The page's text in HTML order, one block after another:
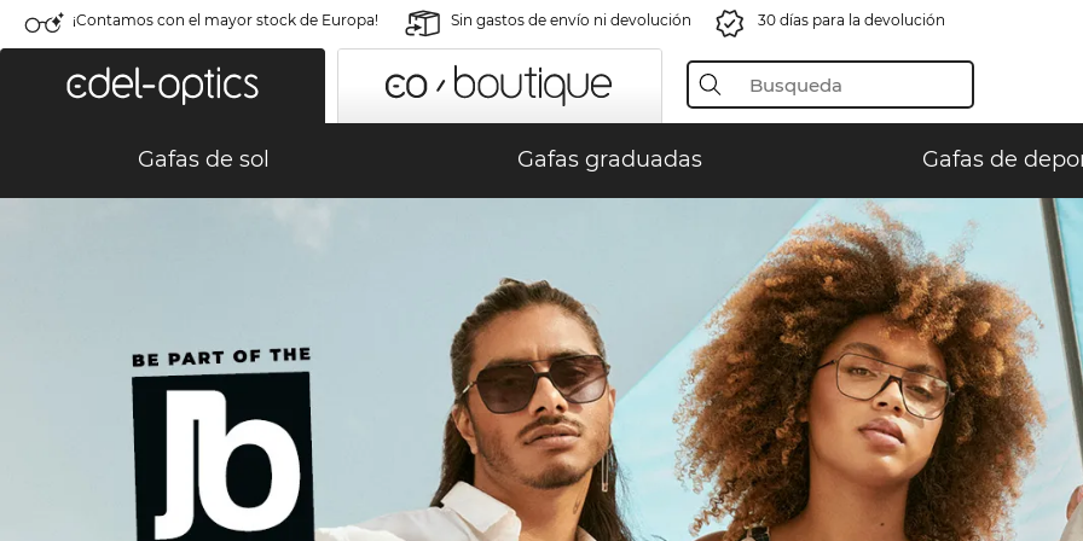
¡Contamos con el mayor stock de Europa! Sin gastos de envío ni devolución 30 días para la devolución
Gafas de sol Gafas graduadas Gafas de